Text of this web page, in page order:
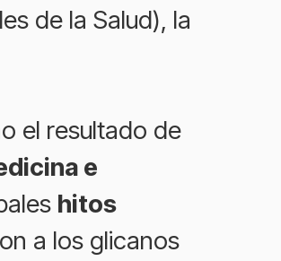
de la Salud), la
el resultado de
e
hitos
a los glicanos